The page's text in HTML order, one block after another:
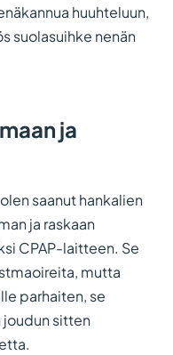
huuhteluun,
suolasuihke nenän
ja
saanut hankalien
ja raskaan
CPAP-laitteen. Se
mutta
parhaiten, se
sitten